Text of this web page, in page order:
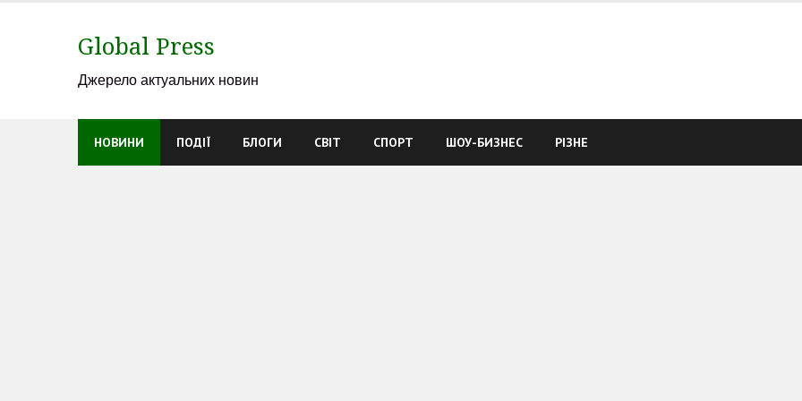
Global Press
Джерело актуальних новин
НОВИНИ ПОДІЇ БЛОГИ СВІТ СПОРТ ШОУ-БИЗНЕС РІЗНЕ